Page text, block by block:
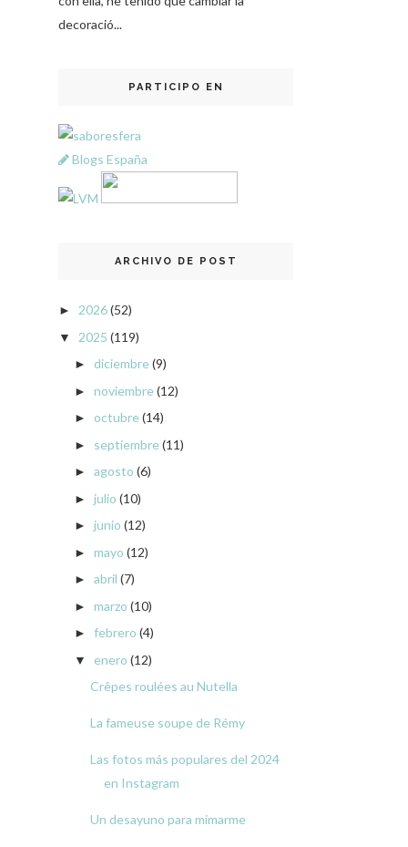
decoració...
PARTICIPO EN
Blogs España
ARCHIVO DE POST
► 2026(52)
▼ 2025 (119)
► diciembre(9)
► noviembre(12)
► octubre(14)
► septiembre(11)
► agosto (6)
► julio (10)
► junio (12)
► mayo (12)
► abril (7)
► marzo (10)
► febrero (4)
▼ enero (12)
Crêpes roulées au Nutella
La fameuse soupe de Rémy
Las fotos más populares del 2024
en Instagram
Un desayuno para mimarme